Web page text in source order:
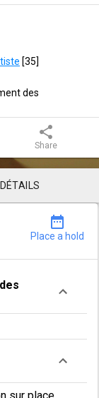
[35]
des
share
Share
DÉTAILS
date_range
Place a hold